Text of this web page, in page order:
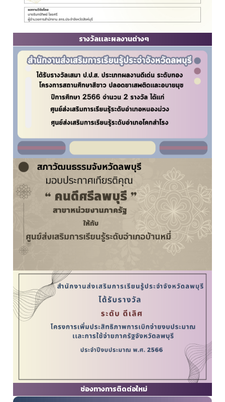
รางวัลเเละผลงานต่างๆ
ช่องทางการติดต่อใหม่